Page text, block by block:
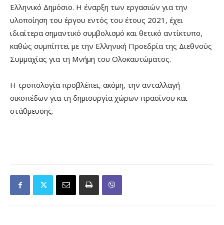
Ελληνικό Δημόσιο. Η έναρξη των εργασιών για την
υλοποίηση του έργου εντός του έτους 2021, έχει
ιδιαίτερα σημαντικό συμβολισμό και θετικό αντίκτυπο,
καθώς συμπίπτει με την Ελληνική Προεδρία της Διεθνούς
Συμμαχίας για τη Μνήμη του Ολοκαυτώματος.
Η τροπολογία προβλέπει, ακόμη, την ανταλλαγή
οικοπέδων για τη δημιουργία χώρων πρασίνου και
στάθμευσης.